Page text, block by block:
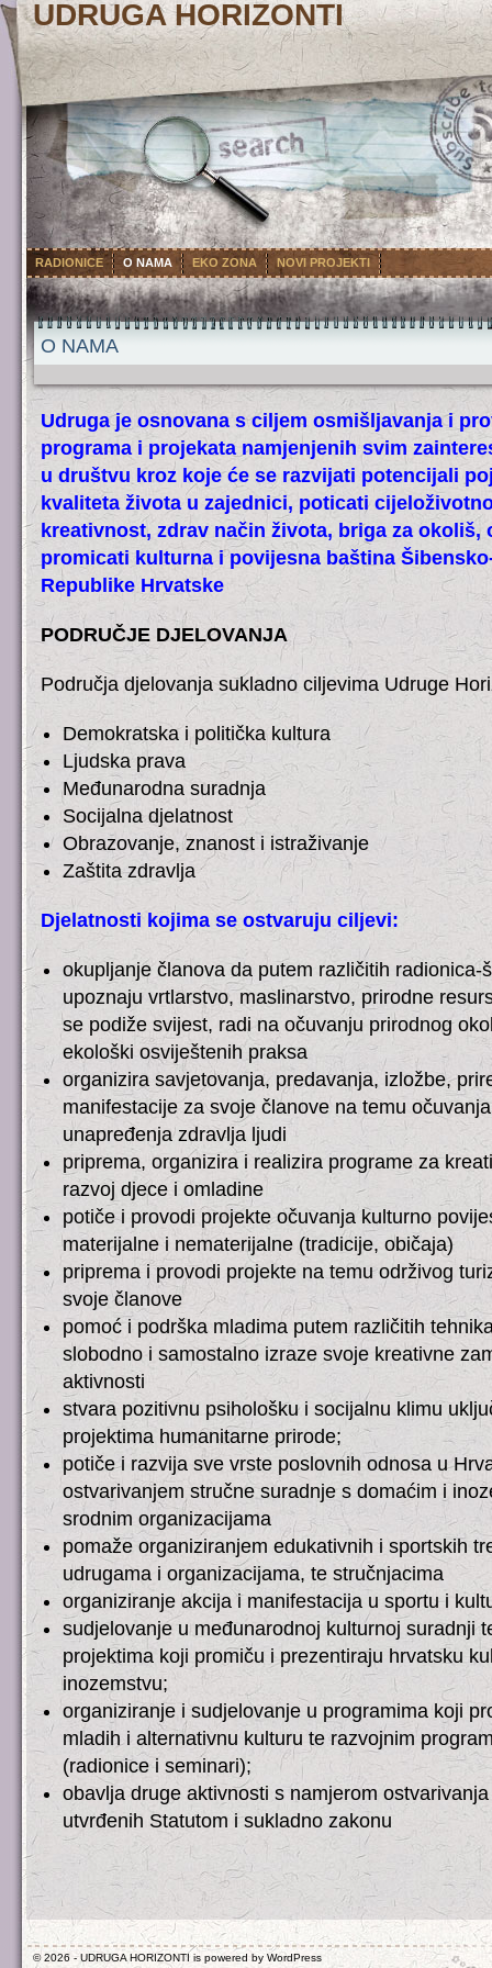
UDRUGA HORIZONTI
RADIONICE O NAMA EKO ZONA NOVI PROJEKTI
O NAMA
Udruga je osnovana s ciljem osmišljavanja i
programa i projekata namjenjenih svim
u društvu kroz koje će se razvijati potencijali
kvaliteta života u zajednici, poticati
kreativnost, zdrav način života, briga za okoliš,
promicati kulturna i povijesna baština
Republike Hrvatske
PODRUČJE DJELOVANJA
Područja djelovanja sukladno ciljevima Udruge
Demokratska i politička kultura
Ljudska prava
Međunarodna suradnja
Socijalna djelatnost
Obrazovanje, znanost i istraživanje
Zaštita zdravlja
Djelatnosti kojima se ostvaruju ciljevi:
okupljanje članova da putem različitih radionica-
upoznaju vrtlarstvo, maslinarstvo, prirodne
se podiže svijest, radi na očuvanju prirodnog
ekološki osviještenih praksa
organizira savjetovanja, predavanja, izložbe,
manifestacije za svoje članove na temu
unapređenja zdravlja ljudi
priprema, organizira i realizira programe za
razvoj djece i omladine
potiče i provodi projekte očuvanja kulturno
materijalne i nematerijalne (tradicije, običaja)
priprema i provodi projekte na temu održivog
svoje članove
pomoć i podrška mladima putem različitih
slobodno i samostalno izraze svoje kreativne
aktivnosti
stvara pozitivnu psihološku i socijalnu klimu
projektima humanitarne prirode;
potiče i razvija sve vrste poslovnih odnosa u
ostvarivanjem stručne suradnje s domaćim i
srodnim organizacijama
pomaže organiziranjem edukativnih i sportskih
udrugama i organizacijama, te stručnjacima
organiziranje akcija i manifestacija u sportu i
sudjelovanje u međunarodnoj kulturnoj suradnji
projektima koji promiču i prezentiraju hrvatsku
inozemstvu;
organiziranje i sudjelovanje u programima koji
mladih i alternativnu kulturu te razvojnim
(radionice i seminari);
obavlja druge aktivnosti s namjerom
utvrđenih Statutom i sukladno zakonu
© 2026 - UDRUGA HORIZONTI is powered by WordPress